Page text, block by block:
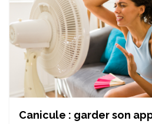
Canicule : garder son